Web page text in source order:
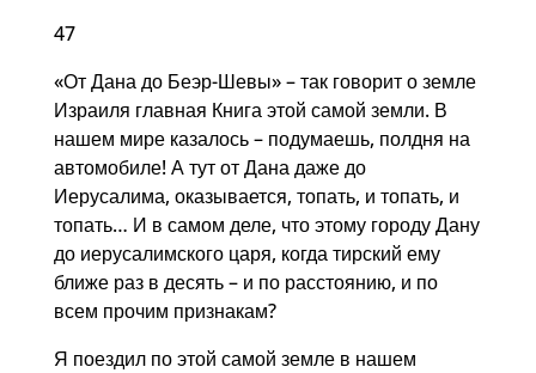
47
«От Дана до Беэр-Шевы» – так говорит о земле
Израиля главная Книга этой самой земли. В
нашем мире казалось – подумаешь, полдня на
автомобиле! А тут от Дана даже до
Иерусалима, оказывается, топать, и топать, и
топать… И в самом деле, что этому городу Дану
до иерусалимского царя, когда тирский ему
ближе раз в десять – и по расстоянию, и по
всем прочим признакам?
Я поездил по этой самой земле в нашем